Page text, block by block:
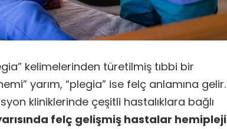
kelimelerinden türetilmiş tıbbi bir
yarım, “plegia” ise felç anlamına gelir.
kliniklerinde çeşitli hastalıklara bağlı
felç gelişmiş hastalar hemipleji